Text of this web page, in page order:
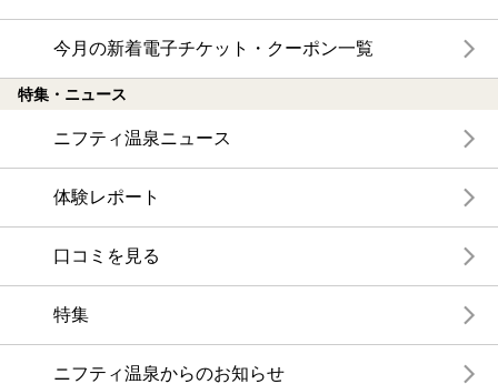
今月の新着電子チケット・クーポン一覧
特集・ニュース
ニフティ温泉ニュース
体験レポート
口コミを見る
特集
ニフティ温泉からのお知らせ